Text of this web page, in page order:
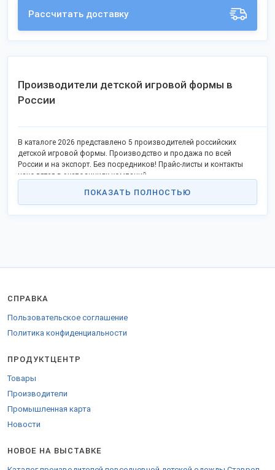
Рассчитать доставку
Производители детской игровой формы в
России
В каталоге 2026 представлено 5 производителей российских
детской игровой формы. Производство и продажа по всей
России и на экспорт. Без посредников! Прайс-листы и контакты
находятся в экспозициях компаний.
ПОКАЗАТЬ ПОЛНОСТЬЮ
СПРАВКА
Пользовательское соглашение
Политика конфиденциальности
ПРОДУКТЦЕНТР
Товары
Производители
Промышленная карта
Новости
НОВОЕ НА ВЫСТАВКЕ